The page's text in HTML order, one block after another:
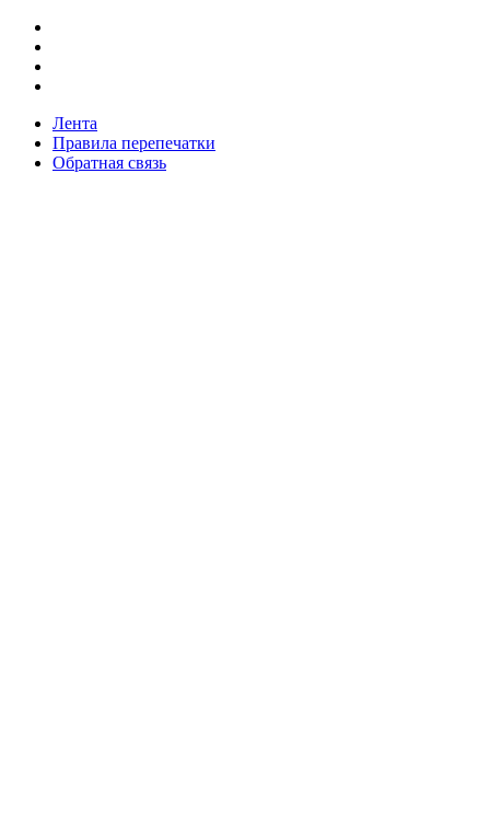
Лента
Правила перепечатки
Обратная связь